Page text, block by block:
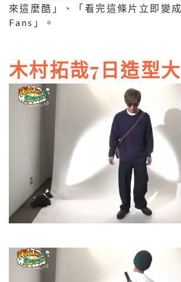
來這麼酷」、「看完這條片立即變
Fans」。
木村拓哉7日造型